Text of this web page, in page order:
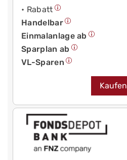
• Rabatt
Handelbar
Einmalanlage ab
Sparplan ab
VL-Sparen
Kaufen